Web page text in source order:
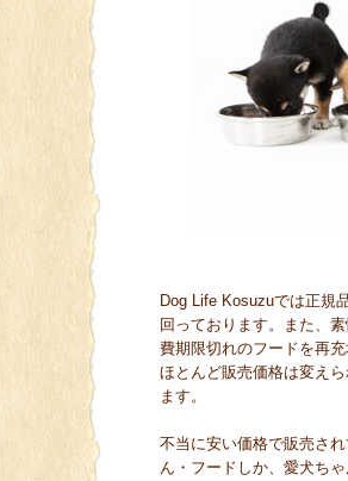
Dog Life Kosuzuでは正規
回っております。また、
費期限切れのフードを再
ほとんど販売価格は変え
ます。
不当に安い価格で販売さ
ん・フードしか、愛犬ち